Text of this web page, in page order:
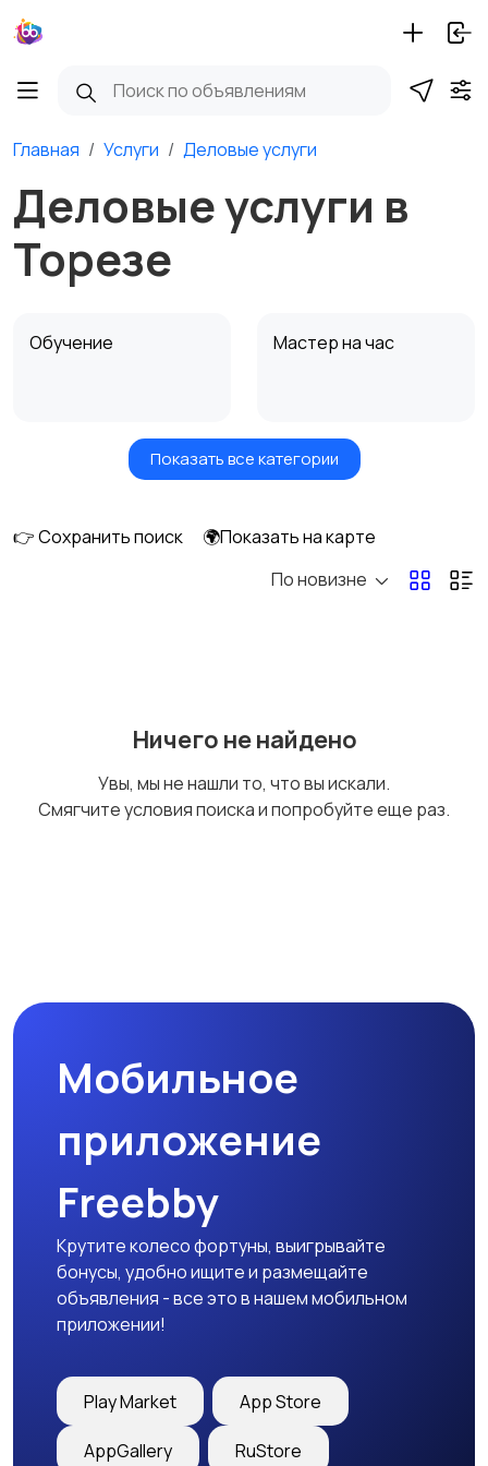
Главная Услуги Деловые услуги
Деловые услуги в
Торезе
Обучение Мастер на час
Красота и здоровье
Транспорт,
IT, интернет, телеком
Изготовление на
Продукты питания и
Уход за животными
Показать все категории
👉 Сохранить поиск
🌍Показать на карте
По новизне
Ничего не найдено
Увы, мы не нашли то, что вы искали.
Смягчите условия поиска и попробуйте еще раз.
Мобильное
приложение
Freebby
Крутите колесо фортуны, выигрывайте
бонусы, удобно ищите и размещайте
объявления - все это в нашем мобильном
приложении!
Play Market App Store
AppGallery RuStore